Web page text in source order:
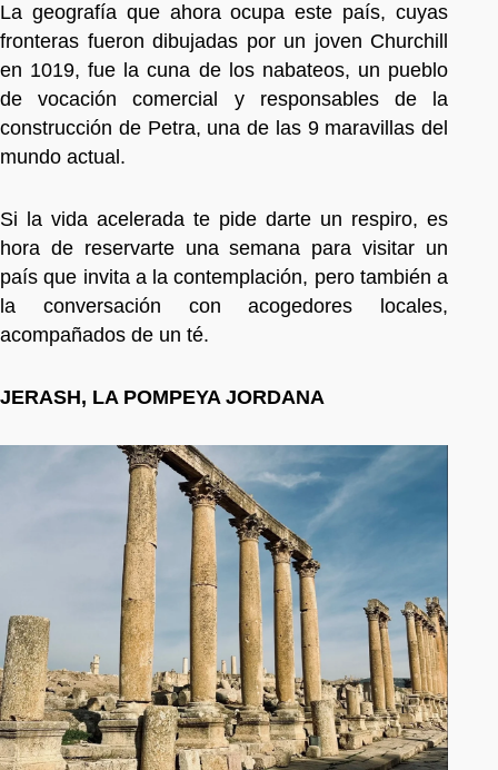
La geografía que ahora ocupa este país, cuyas
fronteras fueron dibujadas por un joven Churchill
en 1019, fue la cuna de los nabateos, un pueblo
de vocación comercial y responsables de la
construcción de Petra, una de las 9 maravillas del
mundo actual.
Si la vida acelerada te pide darte un respiro, es
hora de reservarte una semana para visitar un
país que invita a la contemplación, pero también a
la conversación con acogedores locales,
acompañados de un té.
JERASH, LA POMPEYA JORDANA